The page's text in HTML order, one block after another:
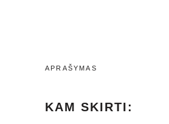
APRAŠYMAS
KAM SKIRTI: